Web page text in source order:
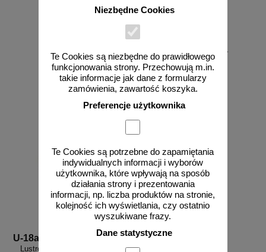
Niezbędne Cookies
Te Cookies są niezbędne do prawidłowego
funkcjonowania strony. Przechowują m.in.
takie informacje jak dane z formularzy
zamówienia, zawartość koszyka.
Preferencje użytkownika
Te Cookies są potrzebne do zapamiętania
indywidualnych informacji i wyborów
użytkownika, które wpływają na sposób
działania strony i prezentowania
informacji, np. liczba produktów na stronie,
kolejność ich wyświetlania, czy ostatnio
wyszukiwane frazy.
Dane statystyczne
zobacz
od 178,35 zł
145,00 zł netto
do koszyka
U-18a
Lustro okrągłe uliczne drogowe